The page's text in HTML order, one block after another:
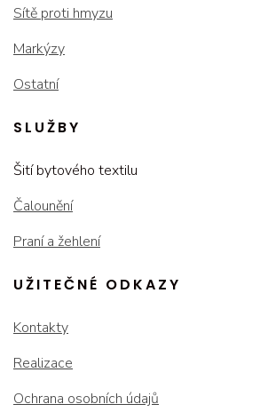
Sítě proti hmyzu
Markýzy
Ostatní
SLUŽBY
Šití bytového textilu
Čalounění
Praní a žehlení
UŽITEČNÉ ODKAZY
Kontakty
Realizace
Ochrana osobních údajů